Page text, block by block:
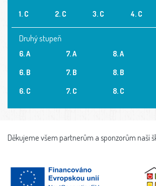
1. C 2. C 3. C 4. C
Druhý stupeň
6. A
6. B
6. C
7. A
7. B
7. C
8. A
8. B
8. C
Děkujeme všem partnerům a sponzorům naší